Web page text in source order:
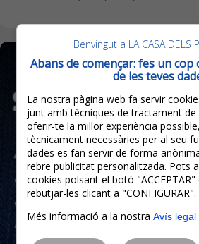
Benvingut a LA CASA DELS
Abans de començar: fes un
de les teves
La nostra pàgina web fa servir
junt amb tècniques de tractament
oferir-te la millor experiència
tècnicament necessàries per al seu
dades es fan servir de forma
rebre publicitat personalitzada. Pots
cookies polsant el botó
rebutjar-les clicant a "CONFIGURAR".
Més informació a la nostra Avís legal